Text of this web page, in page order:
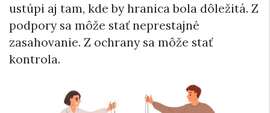
ustúpi aj tam, kde by hranica bola dôležitá. Z
podpory sa môže stať neprestajné
zasahovanie. Z ochrany sa môže stať
kontrola.